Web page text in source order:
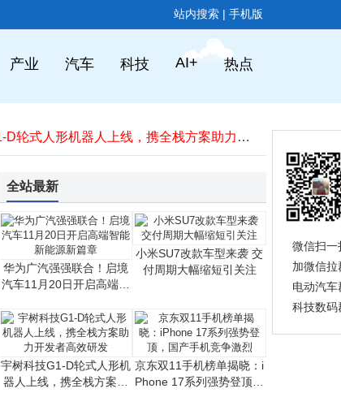
站内搜索 | 手机版
产业 汽车 科技 AI+ 热点
摩托罗拉Edge 70 Ultra现身跑分平台，处理器型号成谜引猜测
华为顶级旗舰价格大跳水，16GB+512GB直降2100元，为新机让路
荣耀500系列全渠道预约开启 2亿像素主摄+8000mAh大电池成亮点
华硕提前布局库存应对存储涨价，后续将灵活调整产品与售价策略
2025年Q3中国平板市场：出货量增10.9%，华为连续八季领跑
摩托罗拉Edge 70 Ultra现身跑分平台，处理器型号成谜引猜测
华为顶级旗舰价格大跳水，16GB+512GB直降2100元，为新机让路
全站最新
华为广汽强强联合！启境
汽车11月20日开启高端智
小米SU7改款车型来袭 交
付周期大幅缩短引关注
宇树科技G1-D轮式人形机
器人上线，携全栈方案助
京东双11手机榜单揭晓：i
Phone 17系列强势登顶，
微信扫一
加微信拉
电动汽车
科技数码